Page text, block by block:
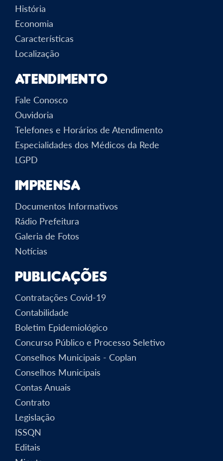
História
Economia
Características
Localização
Atendimento
Fale Conosco
Ouvidoria
Telefones e Horários de Atendimento
Especialidades dos Médicos da Rede
LGPD
Imprensa
Documentos Informativos
Rádio Prefeitura
Galeria de Fotos
Notícias
Publicações
Contratações Covid-19
Contabilidade
Boletim Epidemiológico
Concurso Público e Processo Seletivo
Conselhos Municipais - Coplan
Conselhos Municipais
Contas Anuais
Contrato
Legislação
ISSQN
Editais